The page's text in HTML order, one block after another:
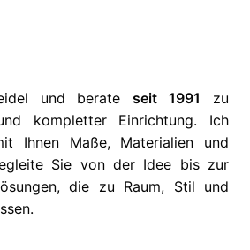
und berateseit 1991
zu
kompletter Einrichtung. Ich
Ihnen Maße, Materialien und
Sie von der Idee bis zur
die zu Raum, Stil und